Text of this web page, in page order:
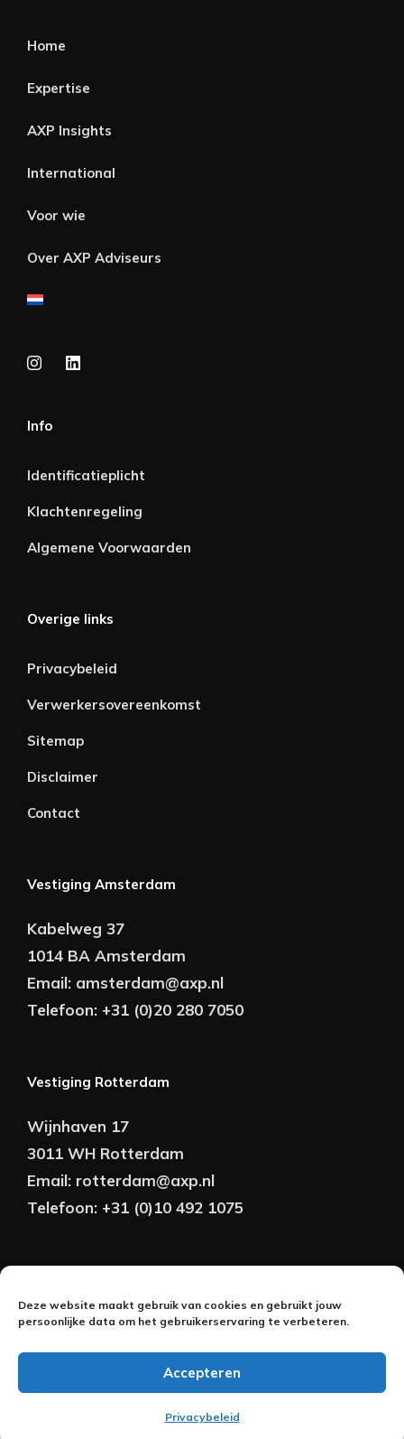
Deze website maakt gebruik van cookies en gebruikt jouw
persoonlijke data om het gebruikerservaring te verbeteren.
Accepteren
Privacybeleid
Home
Expertise
AXP Insights
International
Voor wie
Over AXP Adviseurs
Info
Identificatieplicht
Klachtenregeling
Algemene Voorwaarden
Overige links
Privacybeleid
Verwerkersovereenkomst
Sitemap
Disclaimer
Contact
Vestiging Amsterdam
Kabelweg 37
1014 BA Amsterdam
Email: amsterdam@axp.nl
Telefoon: +31 (0)20 280 7050
Vestiging Rotterdam
Wijnhaven 17
3011 WH Rotterdam
Email: rotterdam@axp.nl
Telefoon: +31 (0)10 492 1075
Onderhoud:
Nederlands